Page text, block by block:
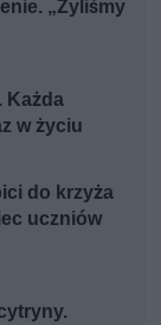
„Żyliśmy
Każda
w życiu
do krzyża
uczniów